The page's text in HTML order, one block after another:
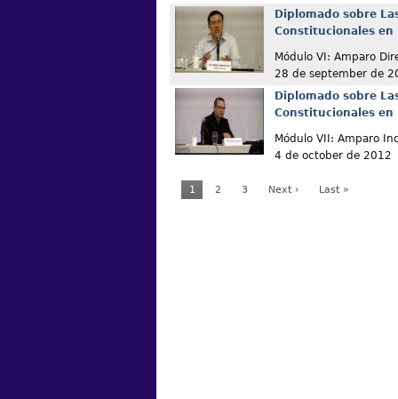
Diplomado sobre
Constitucionales en
Módulo VI: Amparo
28 de september de
Diplomado sobre
Constitucionales en
Módulo VII: Amparo
4 de october de 2012
1 2 3 Next › Last »